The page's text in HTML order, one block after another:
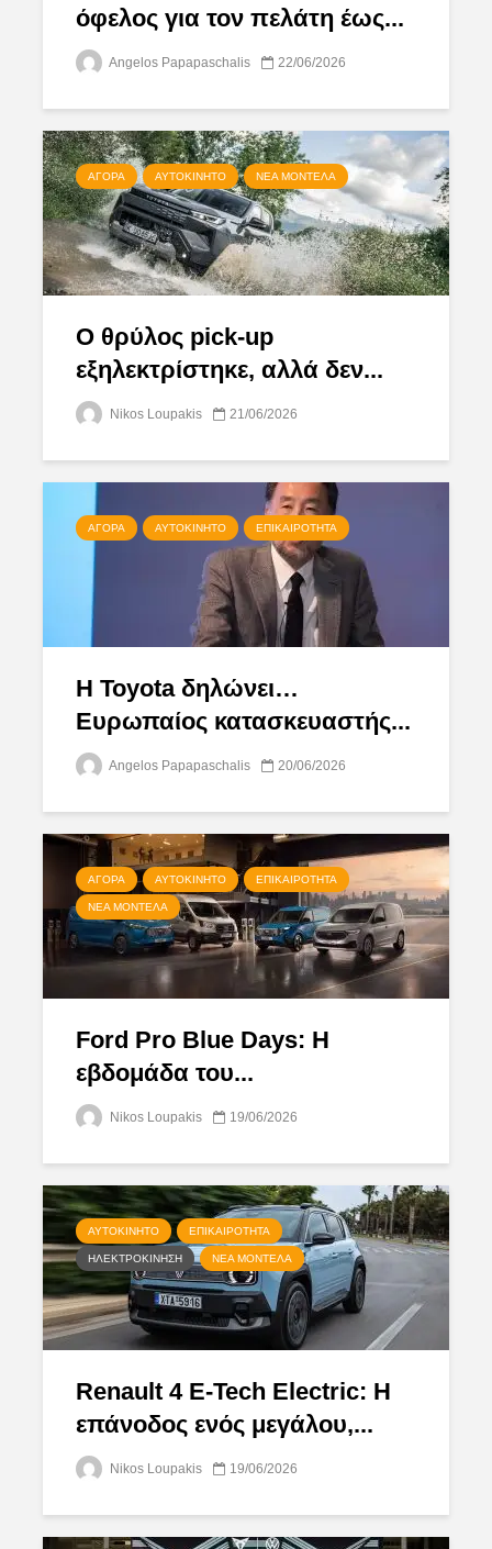
όφελος για τον πελάτη έως...
Angelos Papapaschalis 22/06/2026
ΑΓΟΡΆ ΑΥΤΟΚΊΝΗΤΟ ΝΈΑ ΜΟΝΤΈΛΑ
Ο θρύλος pick-up
εξηλεκτρίστηκε, αλλά δεν...
Nikos Loupakis 21/06/2026
ΑΓΟΡΆ ΑΥΤΟΚΊΝΗΤΟ ΕΠΙΚΑΙΡΌΤΗΤΑ
Η Toyota δηλώνει…
Ευρωπαίος κατασκευαστής...
Angelos Papapaschalis 20/06/2026
ΑΓΟΡΆ ΑΥΤΟΚΊΝΗΤΟ ΕΠΙΚΑΙΡΌΤΗΤΑ
ΝΈΑ ΜΟΝΤΈΛΑ
Ford Pro Blue Days: Η
εβδομάδα του...
Nikos Loupakis 19/06/2026
ΑΥΤΟΚΊΝΗΤΟ ΕΠΙΚΑΙΡΌΤΗΤΑ
ΗΛΕΚΤΡΟΚΊΝΗΣΗ ΝΈΑ ΜΟΝΤΈΛΑ
Renault 4 E-Tech Electric: Η
επάνοδος ενός μεγάλου,...
Nikos Loupakis 19/06/2026